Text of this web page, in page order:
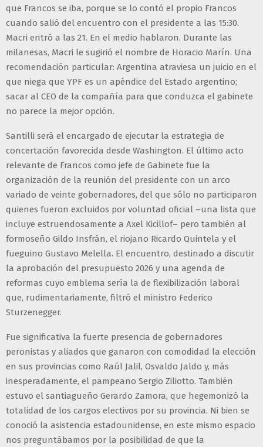
que Francos se iba, porque se lo contó el propio Francos
cuando salió del encuentro con el presidente a las 15:30.
Macri entró a las 21. En el medio hablaron. Durante las
milanesas, Macri le sugirió el nombre de Horacio Marín. Una
recomendación particular: Argentina atraviesa un juicio en el
que niega que YPF es un apéndice del Estado argentino;
sacar al CEO de la compañía para que conduzca el gabinete
no parece la mejor opción.
Santilli será el encargado de ejecutar la estrategia de
concertación favorecida desde Washington. El último acto
relevante de Francos como jefe de Gabinete fue la
organización de la reunión del presidente con un arco
variado de veinte gobernadores, del que sólo no participaron
quienes fueron excluidos por voluntad oficial –una lista que
incluye estruendosamente a Axel Kicillof– pero también al
formoseño Gildo Insfrán, el riojano Ricardo Quintela y el
fueguino Gustavo Melella. El encuentro, destinado a discutir
la aprobación del presupuesto 2026 y una agenda de
reformas cuyo emblema sería la de flexibilización laboral
que, rudimentariamente, filtró el ministro Federico
Sturzenegger.
Fue significativa la fuerte presencia de gobernadores
peronistas y aliados que ganaron con comodidad la elección
en sus provincias como Raúl Jalil, Osvaldo Jaldo y, más
inesperadamente, el pampeano Sergio Ziliotto. También
estuvo el santiagueño Gerardo Zamora, que hegemonizó la
totalidad de los cargos electivos por su provincia. Ni bien se
conoció la asistencia estadounidense, en este mismo espacio
nos preguntábamos por la posibilidad de que la